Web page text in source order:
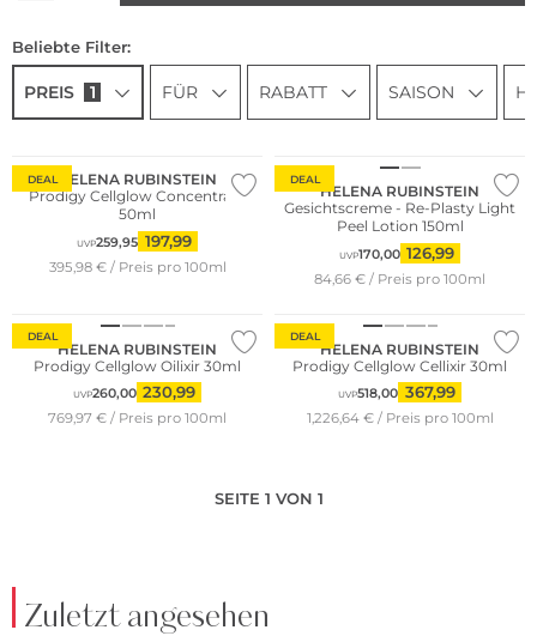
Beliebte Filter:
PREIS 1 FÜR RABATT SAISON
DEAL HELENA RUBINSTEIN
Prodigy Cellglow Concentrate
50ml
UVP259,95 197,99
395,98 € / Preis pro 100ml
DEAL
HELENA RUBINSTEIN
Gesichtscreme - Re-Plasty Light
Peel Lotion 150ml
UVP170,00 126,99
84,66 € / Preis pro 100ml
DEAL
HELENA RUBINSTEIN
Prodigy Cellglow Oilixir 30ml
UVP260,00 230,99
769,97 € / Preis pro 100ml
DEAL
HELENA RUBINSTEIN
Prodigy Cellglow Cellixir 30ml
UVP518,00 367,99
1,226,64 € / Preis pro 100ml
SEITE 1 VON 1
Zuletzt angesehen